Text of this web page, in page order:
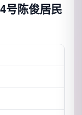
号陈俊居民